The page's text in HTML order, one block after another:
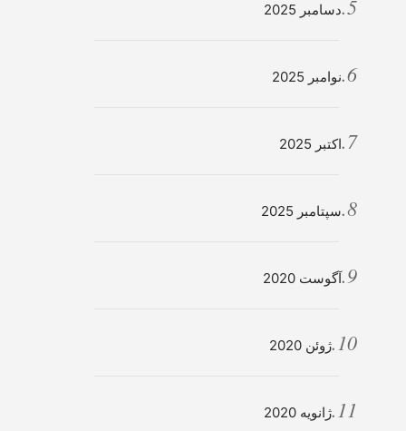
دسامبر 2025
نوامبر 2025
اکتبر 2025
سپتامبر 2025
آگوست 2020
ژوئن 2020
ژانویه 2020